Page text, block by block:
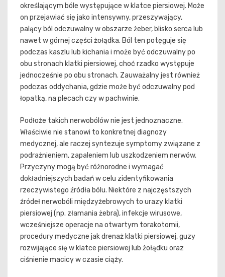
określającym bóle występujące w klatce piersiowej. Może
on przejawiać się jako intensywny, przeszywający,
palący ból odczuwalny w obszarze żeber, blisko serca lub
nawet w górnej części żołądka. Ból ten potęguje się
podczas kaszlu lub kichania i może być odczuwalny po
obu stronach klatki piersiowej, choć rzadko występuje
jednocześnie po obu stronach. Zauważalny jest również
podczas oddychania, gdzie może być odczuwalny pod
łopatką, na plecach czy w pachwinie.
Podłoże takich nerwobólów nie jest jednoznaczne.
Właściwie nie stanowi to konkretnej diagnozy
medycznej, ale raczej syntezuje symptomy związane z
podrażnieniem, zapaleniem lub uszkodzeniem nerwów.
Przyczyny mogą być różnorodne i wymagać
dokładniejszych badań w celu zidentyfikowania
rzeczywistego źródła bólu. Niektóre z najczęstszych
źródeł nerwobóli międzyżebrowych to urazy klatki
piersiowej (np. złamania żebra), infekcje wirusowe,
wcześniejsze operacje na otwartym torakotomii,
procedury medyczne jak drenaż klatki piersiowej, guzy
rozwijające się w klatce piersiowej lub żołądku oraz
ciśnienie macicy w czasie ciąży.